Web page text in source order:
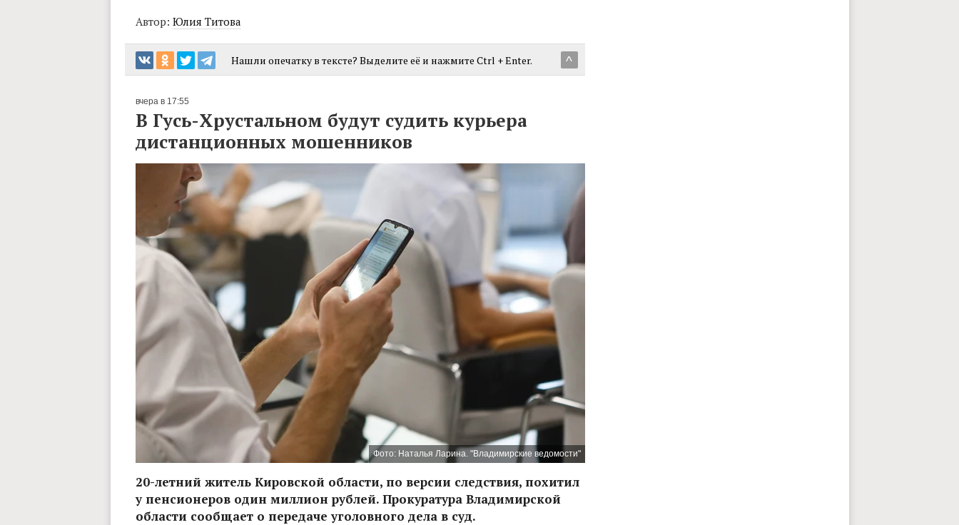
Автор: Юлия Титова
^
Нашли опечатку в тексте? Выделите её и нажмите Ctrl + Enter.
вчера в 17:55
В Гусь-Хрустальном будут судить курьера
дистанционных мошенников
Фото: Наталья Ларина. "Владимирские ведомости"
20-летний житель Кировской области, по версии следствия, похитил
у пенсионеров один миллион рублей. Прокуратура Владимирской
области сообщает о передаче уголовного дела в суд.